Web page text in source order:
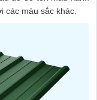
các màu sắc khác.